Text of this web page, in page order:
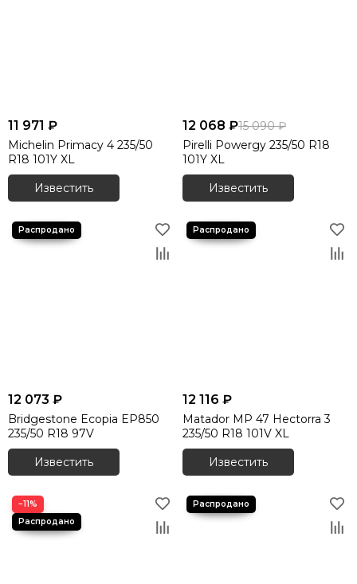
11 971 ₽
Michelin Primacy 4 235/50
R18 101Y XL
Известить
12 068 ₽15 090 ₽
Pirelli Powergy 235/50 R18
101Y XL
Известить
12 073 ₽
Bridgestone Ecopia EP850
235/50 R18 97V
Известить
12 116 ₽
Matador MP 47 Hectorra 3
235/50 R18 101V XL
Известить
−11%